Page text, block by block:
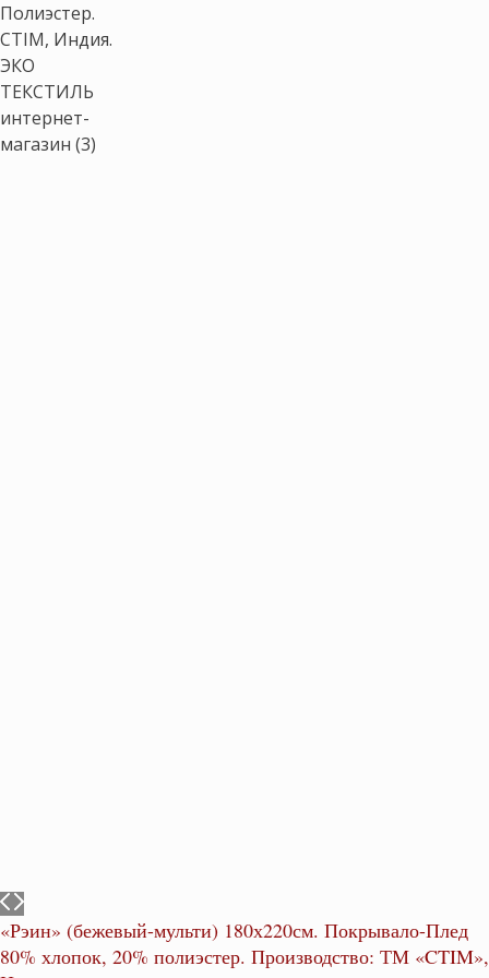
«Рэин» (бежевый-мульти) 180х220см. Покрывало-Плед
80% хлопок, 20% полиэстер. Производство: ТМ «CTIM»,